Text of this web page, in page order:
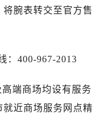
腕表转交至官方售
：400-967-2013
端商场均设有服务
就近商场服务网点精